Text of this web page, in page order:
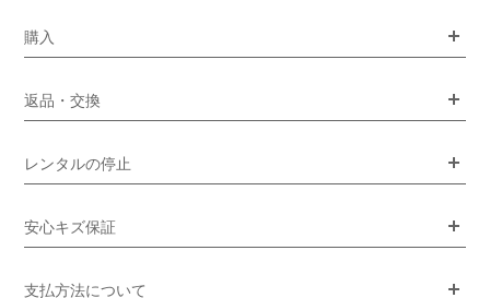
購入
返品・交換
レンタルの停止
安心キズ保証
支払方法について